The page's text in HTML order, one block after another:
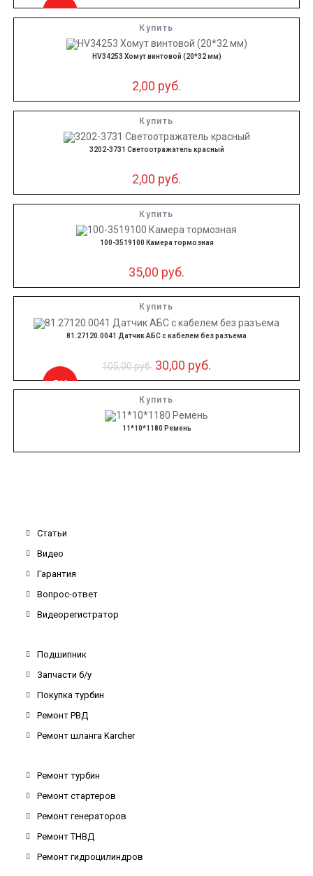
Купить
HV34253 Хомут винтовой (20*32 мм)
2,00 руб.
Купить
3202-3731 Светоотражатель красный
2,00 руб.
Купить
100-3519100 Камера тормозная
35,00 руб.
Купить
-71%
81.27120.0041 Датчик АБС с кабелем без разъема
105,00руб. 30,00 руб.
Купить
11*10*1180 Ремень
Статьи
Видео
Гарантия
Вопрос-ответ
Видеорегистратор
Подшипник
Запчасти б/у
Покупка турбин
Ремонт РВД
Ремонт шланга Karcher
Ремонт турбин
Ремонт стартеров
Ремонт генераторов
Ремонт ТНВД
Ремонт гидроцилиндров